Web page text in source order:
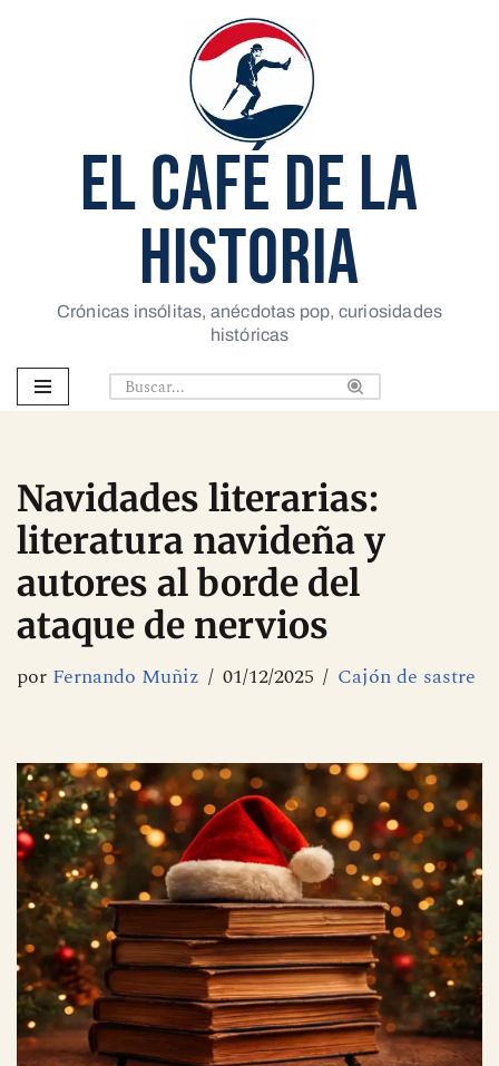
EL CAFÉ DE LA
HISTORIA
Crónicas insólitas, anécdotas pop, curiosidades
históricas
Navidades literarias:
literatura navideña y
autores al borde del
ataque de nervios
por Fernando Muñiz 01/12/2025 Cajón de sastre